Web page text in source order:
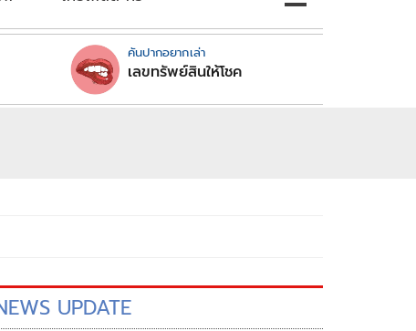
คันปากอยากเล่า
เลขทรัพย์สินให้โชค
UPDATE